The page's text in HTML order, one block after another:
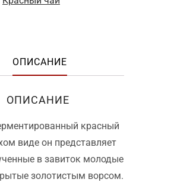
ОПИСАНИЕ
ОПИСАНИЕ
красный
виде он представляет
в завиток молодые
золотистым ворсом.